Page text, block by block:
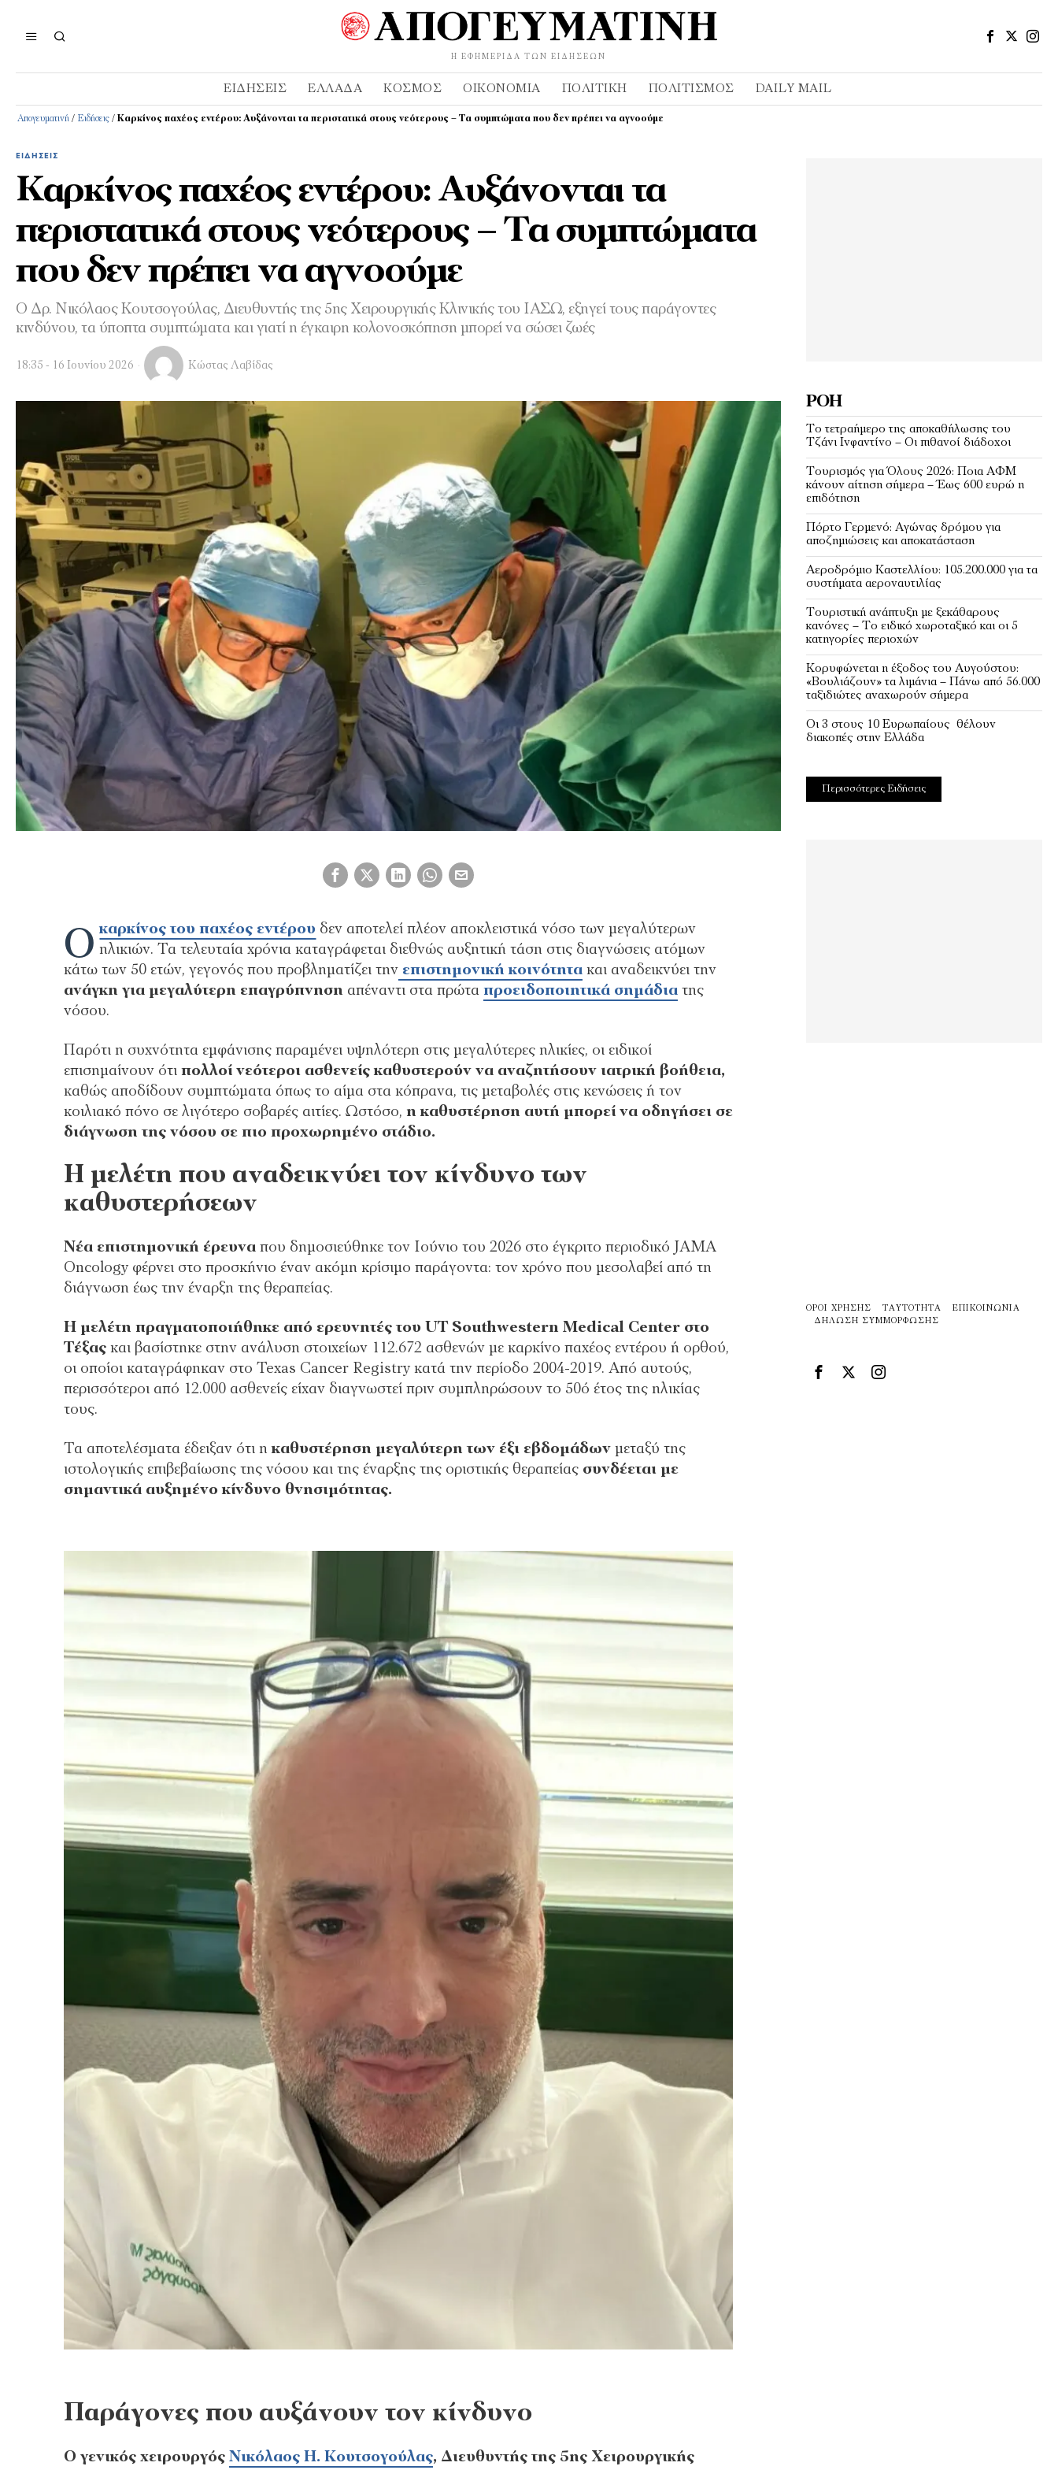
Η ΕΦΗΜΕΡΊΔΑ ΤΩΝ ΕΙΔΉΣΕΩΝ
ΕΙΔΉΣΕΙΣ ΕΛΛΆΔΑ ΚΌΣΜΟΣ ΟΙΚΟΝΟΜΊΑ ΠΟΛΙΤΙΚΉ ΠΟΛΙΤΙΣΜΌΣ DAILY MAIL
Απογευματινή / Ειδήσεις / Καρκίνος παχέος εντέρου: Αυξάνονται τα περιστατικά στους νεότερους – Τα συμπτώματα που δεν πρέπει να αγνοούμε
ΕΙΔΉΣΕΙΣ
Καρκίνος παχέος εντέρου: Αυξάνονται τα
περιστατικά στους νεότερους – Τα συμπτώματα
που δεν πρέπει να αγνοούμε
Ο Δρ. Νικόλαος Κουτσογούλας, Διευθυντής της 5ης Χειρουργικής Κλινικής του ΙΑΣΩ, εξηγεί τους παράγοντες
κινδύνου, τα ύποπτα συμπτώματα και γιατί η έγκαιρη κολονοσκόπηση μπορεί να σώσει ζωές
18:35 - 16 Ιουνίου 2026 Κώστας Λαβίδας
Ο καρκίνος του παχέος εντέρου δεν αποτελεί πλέον αποκλειστικά νόσο των μεγαλύτερων
ηλικιών. Τα τελευταία χρόνια καταγράφεται διεθνώς αυξητική τάση στις διαγνώσεις ατόμων
κάτω των 50 ετών, γεγονός που προβληματίζει την επιστημονική κοινότητακαι αναδεικνύει την
ανάγκη για μεγαλύτερη επαγρύπνηση απέναντι στα πρώτα προειδοποιητικά σημάδιατης
νόσου.
Παρότι η συχνότητα εμφάνισης παραμένει υψηλότερη στις μεγαλύτερες ηλικίες, οι ειδικοί
επισημαίνουν ότι πολλοί νεότεροι ασθενείς καθυστερούν να αναζητήσουν ιατρική βοήθεια,
καθώς αποδίδουν συμπτώματα όπως το αίμα στα κόπρανα, τις μεταβολές στις κενώσεις ή τον
κοιλιακό πόνο σε λιγότερο σοβαρές αιτίες. Ωστόσο, η καθυστέρηση αυτή μπορεί να οδηγήσει σε
διάγνωση της νόσου σε πιο προχωρημένο στάδιο.
Η μελέτη που αναδεικνύει τον κίνδυνο των
καθυστερήσεων
Νέα επιστημονική έρευναπου δημοσιεύθηκε τον Ιούνιο του 2026 στο έγκριτο περιοδικό JAMA
Oncology φέρνει στο προσκήνιο έναν ακόμη κρίσιμο παράγοντα: τον χρόνο που μεσολαβεί από τη
διάγνωση έως την έναρξη της θεραπείας.
Η μελέτη πραγματοποιήθηκε από ερευνητές του UT Southwestern Medical Center στο
Τέξαςκαι βασίστηκε στην ανάλυση στοιχείων 112.672 ασθενών με καρκίνο παχέος εντέρου ή ορθού,
οι οποίοι καταγράφηκαν στο Texas Cancer Registry κατά την περίοδο 2004-2019. Από αυτούς,
περισσότεροι από 12.000 ασθενείς είχαν διαγνωστεί πριν συμπληρώσουν το 50ό έτος της ηλικίας
τους.
Τα αποτελέσματα έδειξαν ότι ηκαθυστέρηση μεγαλύτερη των έξι εβδομάδωνμεταξύ της
ιστολογικής επιβεβαίωσης της νόσου και της έναρξης της οριστικής θεραπείας συνδέεται με
σημαντικά αυξημένο κίνδυνο θνησιμότητας.
Παράγονες που αυξάνουν τον κίνδυνο
Ο γενικός χειρουργός Νικόλαος Η. Κουτσογούλας, Διευθυντής της 5ης Χειρουργικής
ΡΟΉ
Το τετραήμερο της αποκαθήλωσης του
Τζάνι Ινφαντίνο – Οι πιθανοί διάδοχοι
Τουρισμός για Όλους 2026: Ποια ΑΦΜ
κάνουν αίτηση σήμερα – Έως 600 ευρώ η
επιδότηση
Πόρτο Γερμενό: Αγώνας δρόμου για
αποζημιώσεις και αποκατάσταση
Αεροδρόμιο Καστελλίου: 105.200.000 για τα
συστήματα αεροναυτιλίας
Τουριστική ανάπτυξη με ξεκάθαρους
κανόνες – Το ειδικό χωροταξικό και οι 5
κατηγορίες περιοχών
Κορυφώνεται η έξοδος του Αυγούστου:
«Βουλιάζουν» τα λιμάνια – Πάνω από 56.000
ταξιδιώτες αναχωρούν σήμερα
Οι 3 στους 10 Ευρωπαίους θέλουν
διακοπές στην Ελλάδα
Περισσότερες Ειδήσεις
ΌΡΟΙ ΧΡΉΣΗΣ ΤΑΥΤΌΤΗΤΑ
ΕΠΙΚΟΙΝΩΝΊΑ
ΔΉΛΩΣΗ ΣΥΜΜΌΡΦΩΣΗΣ